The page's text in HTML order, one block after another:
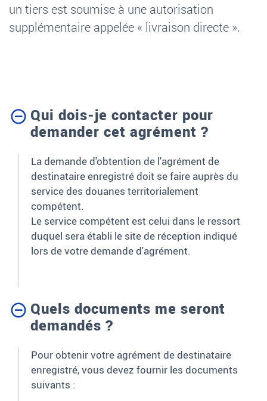
un tiers est soumise à une autorisation
supplémentaire appelée « livraison directe ».
Qui dois-je contacter pour
demander cet agrément ?
La demande d'obtention de l'agrément de
destinataire enregistré doit se faire auprès du
service des douanes territorialement
compétent.
Le service compétent est celui dans le ressort
duquel sera établi le site de réception indiqué
lors de votre demande d'agrément.
Quels documents me seront
demandés ?
Pour obtenir votre agrément de destinataire
enregistré, vous devez fournir les documents
suivants :